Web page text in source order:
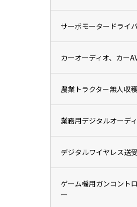
サーボモータードライ
カーオーディオ、カー
農業トラクター無人収
業務用デジタルオーデ
デジタルワイヤレス送
ゲーム機用ガンコント
ー